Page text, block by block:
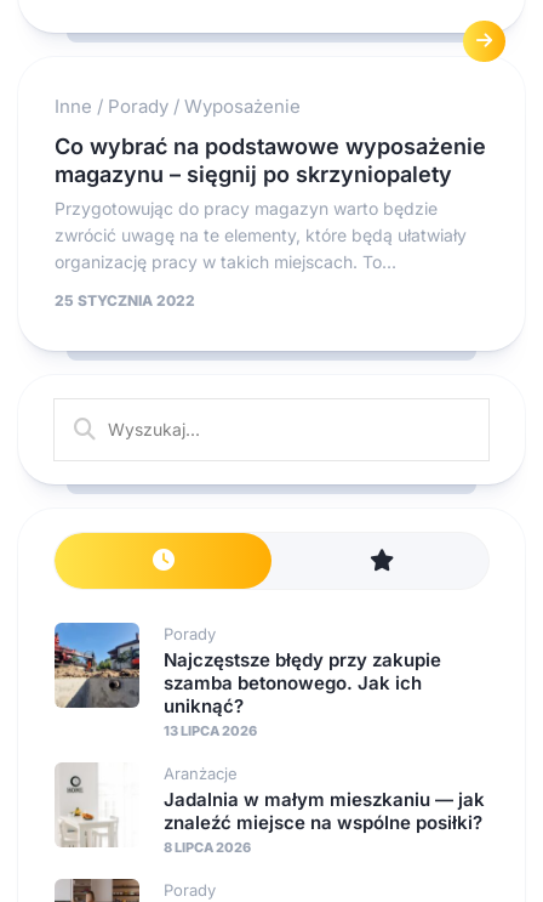
Inne / Porady / Wyposażenie
Co wybrać na podstawowe wyposażenie
magazynu – sięgnij po skrzyniopalety
Przygotowując do pracy magazyn warto będzie
zwrócić uwagę na te elementy, które będą ułatwiały
organizację pracy w takich miejscach. To...
25 STYCZNIA 2022
Porady
Najczęstsze błędy przy zakupie
szamba betonowego. Jak ich
uniknąć?
13 LIPCA 2026
Aranżacje
Jadalnia w małym mieszkaniu — jak
znaleźć miejsce na wspólne posiłki?
8 LIPCA 2026
Porady